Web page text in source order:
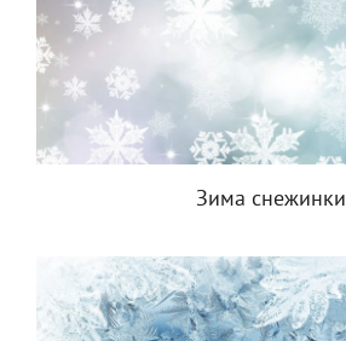
Зима снежинки